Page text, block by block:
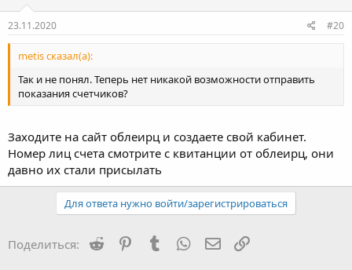
23.11.2020 #20
metis сказал(а):
Так и не понял. Теперь нет никакой возможности отправить
показания счетчиков?
Заходите на сайт облеирц и создаете свой кабинет.
Номер лиц счета смотрите с квитанции от облеирц, они
давно их стали присылать
Для ответа нужно войти/зарегистрироваться
Поделиться: Reddit PinterestTumblr WhatsAppЭлектронная почта